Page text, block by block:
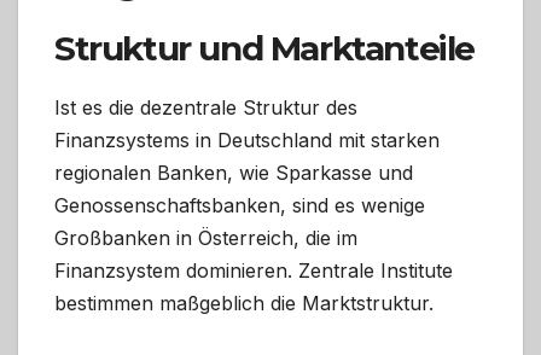
Struktur und Marktanteile
Ist es die dezentrale Struktur des
Finanzsystems in Deutschland mit starken
regionalen Banken, wie Sparkasse und
Genossenschaftsbanken, sind es wenige
Großbanken in Österreich, die im
Finanzsystem dominieren. Zentrale Institute
bestimmen maßgeblich die Marktstruktur.